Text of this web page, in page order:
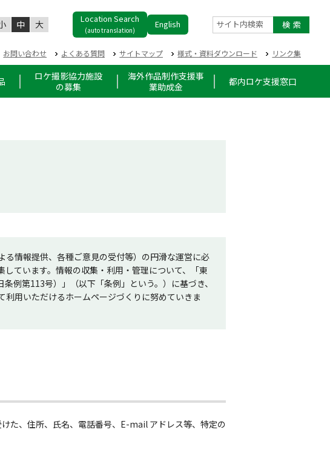
中 大 Location Search
(auto translation)
English サイト内検索
お問い合わせ よくある質問 サイトマップ 様式・資料ダウンロード リンク集
ロケ撮影協力施設
の募集
海外作品制作支援事
業助成金
都内ロケ支援窓口
情報提供、各種ご意見の受付等）の円滑な運営に必
ています。情報の収集・利用・管理について、「東
例第113号）」（以下「条例」という。）に基づき、
用いただけるホームページづくりに努めていきま
た、住所、氏名、電話番号、E-mail アドレス等、特定の